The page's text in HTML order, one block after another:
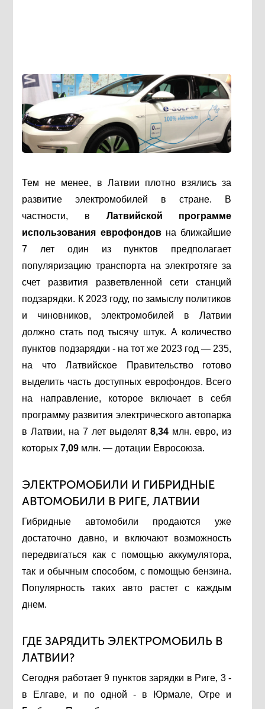
Тем не менее, в Латвии плотно взялись за
развитие электромобилей в стране. В
частности,
в Латвийской программе
использования еврофондов на ближайшие
7 лет один из пунктов предполагает
популяризацию транспорта на электротяге за
счет развития разветвленной сети станций
подзарядки. К 2023 году, по замыслу политиков
и чиновников, электромобилей в Латвии
должно стать под тысячу штук. А количество
пунктов подзарядки - на тот же 2023 год — 235,
на что Латвийское Правительство готово
выделить часть доступных еврофондов. Всего
на направление, которое включает в себя
программу развития электрического автопарка
в Латвии, на 7 лет выделят 8,34млн. евро, из
которых7,09 млн. — дотации Евросоюза.
ЭЛЕКТРОМОБИЛИ И ГИБРИДНЫЕ
АВТОМОБИЛИ В РИГЕ, ЛАТВИИ
Гибридные автомобили продаются уже
достаточно давно, и включают возможность
передвигаться как с помощью аккумулятора,
так и обычным способом, с помощью бензина.
Популярность таких авто растет с каждым
днем.
ГДЕ ЗАРЯДИТЬ ЭЛЕКТРОМОБИЛЬ В
ЛАТВИИ?
Сегодня работает 9 пунктов зарядки в Риге, 3 -
в Елгаве, и по одной - в Юрмале, Огре и